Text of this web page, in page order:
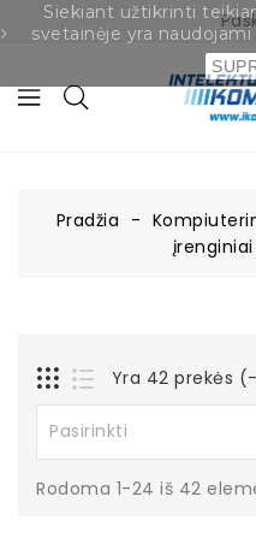
Pradžia
įrenginiai
Yra 42 prekės
Pasirinkti
Rodoma 1-24 iš 42
Siekiant užtikrinti
svetainėje yra naudojami